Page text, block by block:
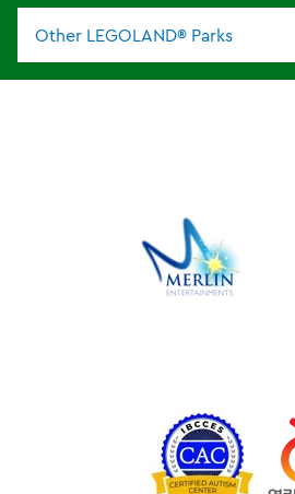
Other LEGOLAND® Parks